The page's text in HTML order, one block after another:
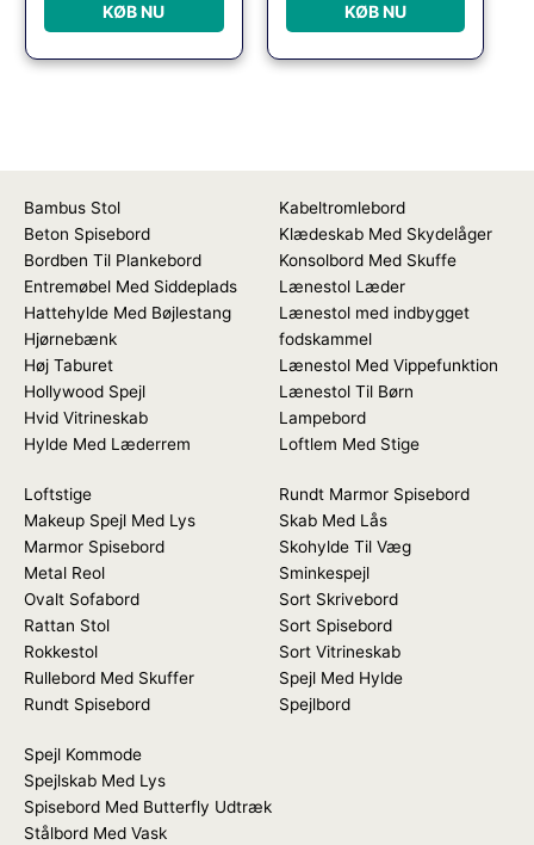
KØB NU KØB NU
Bambus Stol
Beton Spisebord
Bordben Til Plankebord
Entremøbel Med Siddeplads
Hattehylde Med Bøjlestang
Hjørnebænk
Høj Taburet
Hollywood Spejl
Hvid Vitrineskab
Hylde Med Læderrem
Kabeltromlebord
Klædeskab Med Skydelåger
Konsolbord Med Skuffe
Lænestol Læder
Lænestol med indbygget
fodskammel
Lænestol Med Vippefunktion
Lænestol Til Børn
Lampebord
Loftlem Med Stige
Loftstige
Makeup Spejl Med Lys
Marmor Spisebord
Metal Reol
Ovalt Sofabord
Rattan Stol
Rokkestol
Rullebord Med Skuffer
Rundt Spisebord
Rundt Marmor Spisebord
Skab Med Lås
Skohylde Til Væg
Sminkespejl
Sort Skrivebord
Sort Spisebord
Sort Vitrineskab
Spejl Med Hylde
Spejlbord
Spejl Kommode
Spejlskab Med Lys
Spisebord Med Butterfly Udtræk
Stålbord Med Vask